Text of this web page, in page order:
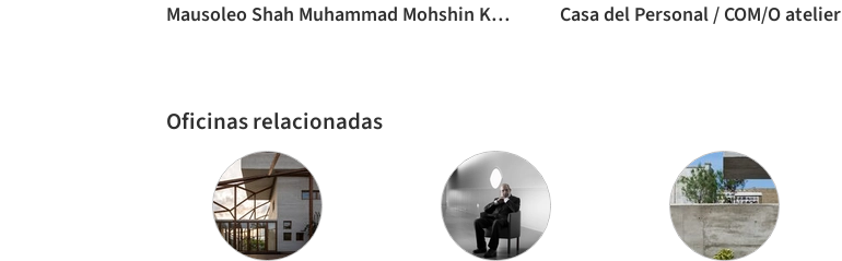
Mausoleo Shah Muhammad Mohshin Khan / Sthapotik Casa del Personal / COM/O atelier
Oficinas relacionadas